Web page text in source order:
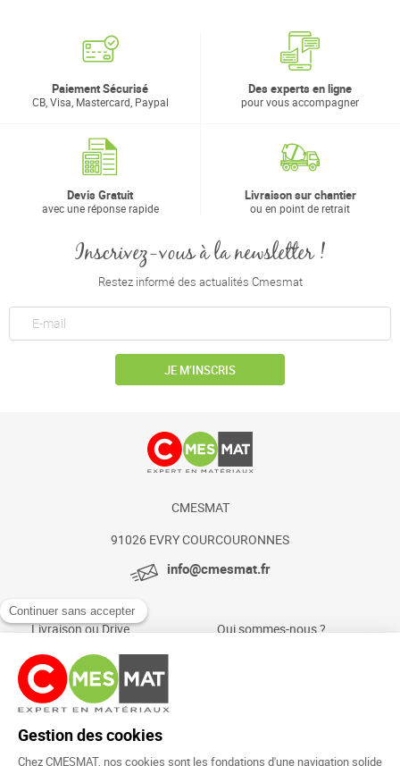
Paiement Sécurisé
CB, Visa, Mastercard, Paypal
Des experts en ligne
pour vous accompagner
Devis Gratuit
avec une réponse rapide
Livraison sur chantier
ou en point de retrait
Inscrivez-vous à la newsletter !
Restez informé des actualités Cmesmat
JE M’INSCRIS
CMESMAT
91026 EVRY COURCOURONNES
info@cmesmat.fr
Livraison ou Drive
Paiement sécurisé
Foire aux questions
Qui sommes-nous ?